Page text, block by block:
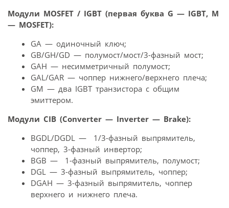
Модули MOSFET / IGBT (первая буква G — IGBT, M
— MOSFET):
GA — одиночный ключ;
GB/GH/GD — полумост/мост/3-фазный мост;
GAH — несимметричный полумост;
GAL/GAR — чоппер нижнего/верхнего плеча;
GM — два IGBT транзистора с общим
эмиттером.
Модули CIB (Converter — Inverter — Brake):
BGDL/DGDL — 1/3-фазный выпрямитель,
чоппер, 3-фазный инвертор;
BGB — 1-фазный выпрямитель, полумост;
DGL — 3-фазный выпрямитель, чоппер;
DGAH — 3-фазный выпрямитель, чоппер
верхнего и нижнего плеча.